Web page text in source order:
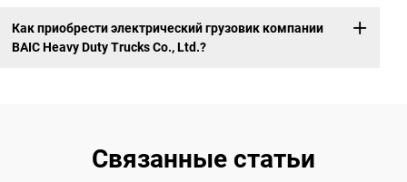
Как приобрести электрический грузовик компании
BAIC Heavy Duty Trucks Co., Ltd.?
Связанные статьи